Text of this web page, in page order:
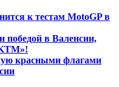
к тестам MotoGP в
победой в Валенсии,
красными флагами